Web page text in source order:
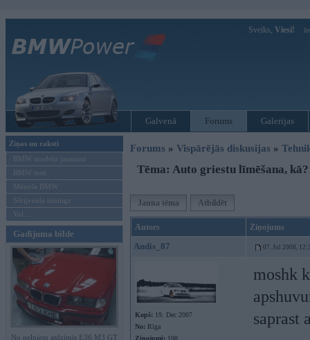
Sveiks, Viesi!
Galvenā Forums Galerijas
Ziņas un raksti
BMW modeļu jaunumi
BMW testi
Mēneša BMW
Sērijveida tūnings
Vel...
Gadījuma bilde
No pelniem atdzimis E36 M3 GT
Forums » Vispārējās diskusijas »
Tēma: Auto griestu līmēšana, kā?
Jauna tēma Atbildēt
Autors Ziņojums
Andis_87 07. Jul 2008,
Kopš: 19. Dec 2007
No: Rīga
Ziņojumi: 108
moshk
saprast